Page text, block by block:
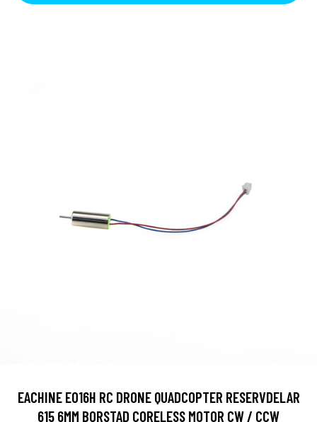
EACHINE E016H RC DRONE QUADCOPTER RESERVDELAR
615 6MM BORSTAD CORELESS MOTOR CW / CCW